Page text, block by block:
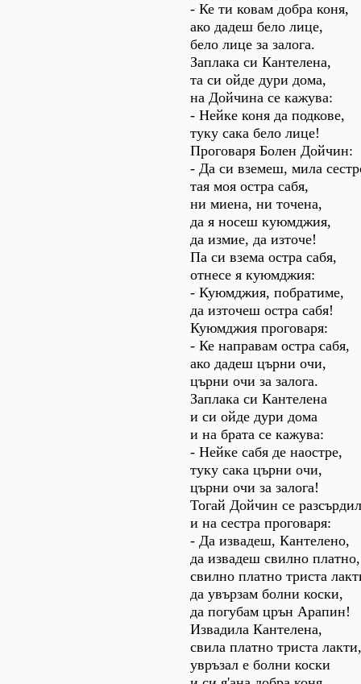
- Ке ти ковам добра коня,
ако дадеш бело лице,
бело лице за залога.
Заплака си Кантелена,
та си ойде дури дома,
на Дойчина се кажува:
- Нейке коня да подкове,
туку сака бело лице!
Проговаря Болен Дойчин:
- Да си вземеш, мила
тая моя остра сабя,
ни миена, ни точена,
да я носеш куюмджия,
да измие, да източе!
Па си взема остра сабя,
отнесе я куюмджия:
- Куюмджия, побратиме,
да източеш остра сабя!
Куюмджия проговаря:
- Ке направам остра сабя,
ако дадеш църни очи,
църни очи за залога.
Заплака си Кантелена
и си ойде дури дома
и на брата се кажува:
- Нейке сабя де наостре,
туку сака църни очи,
църни очи за залога!
Тогай Дойчин се разсърдил
и на сестра проговаря:
- Да извадеш, Кантелено,
да извадеш свилно платно,
свилно платно триста
да увързам болни коски,
да погубам црън Арапин!
Извадила Кантелена,
свила платно триста лакти,
увръзал е болни коски